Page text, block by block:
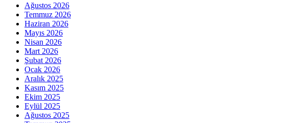
Ağustos 2026
Temmuz 2026
Haziran 2026
Mayıs 2026
Nisan 2026
Mart 2026
Şubat 2026
Ocak 2026
Aralık 2025
Kasım 2025
Ekim 2025
Eylül 2025
Ağustos 2025